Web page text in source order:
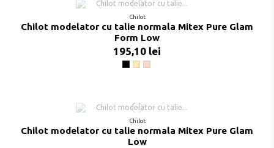
Chilot
Chilot modelator cu talie normala Mitex Pure Glam
Form Low
195,10 lei
Negru
BejPudra
Chilot
Chilot modelator cu talie normala Mitex Pure Glam
Low